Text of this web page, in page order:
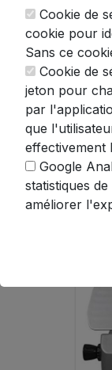
à
Cookie de
cookie pour
Sans ce
Cookie de
jeton pour
par
que
effectivement
Google
statistiques
améliorer